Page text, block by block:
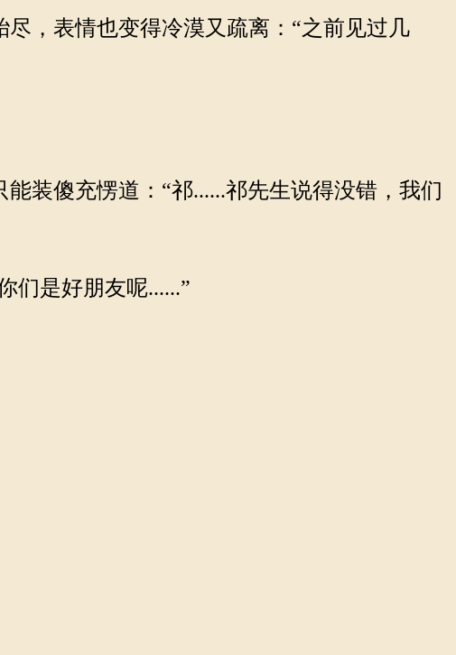
，表情也变得冷漠又疏离：“之前见过几
装傻充愣道：“祁......祁先生说得没错，我们
们是好朋友呢......”